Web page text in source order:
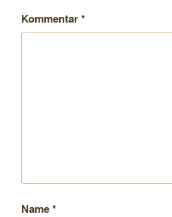
Kommentar*
Name*